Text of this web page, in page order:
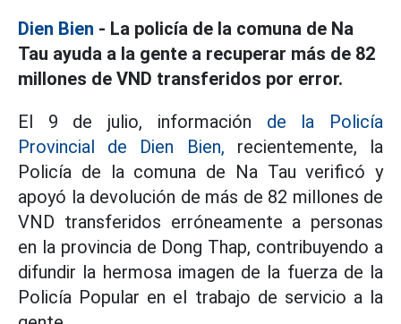
Dien Bien - La policía de la comuna de Na
Tau ayuda a la gente a recuperar más de 82
millones de VND transferidos por error.
El 9 de julio, información de la Policía
Provincial de Dien Bien, recientemente, la
Policía de la comuna de Na Tau verificó y
apoyó la devolución de más de 82 millones de
VND transferidos erróneamente a personas
en la provincia de Dong Thap, contribuyendo a
difundir la hermosa imagen de la fuerza de la
Policía Popular en el trabajo de servicio a la